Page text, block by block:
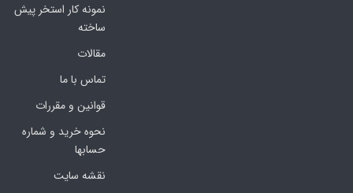
نمونه کار استخر پیش
ساخته
مقالات
تماس با ما
قوانین و مقررات
نحوه خرید و شماره
حسابها
نقشه سایت